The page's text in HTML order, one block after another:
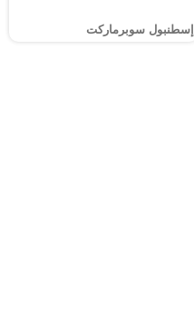
إسطنبول سوبرماركت